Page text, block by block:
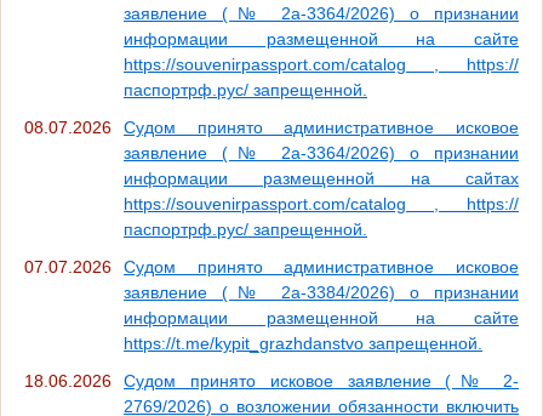
заявление (№ 2а-3364/2026) о признании
информации размещенной на сайте
https://souvenirpassport.com/catalog , https://
паспортрф.рус/ запрещенной.
08.07.2026
Судом принято административное исковое
заявление (№ 2а-3364/2026) о признании
информации размещенной на сайтах
https://souvenirpassport.com/catalog , https://
паспортрф.рус/ запрещенной.
07.07.2026
Судом принято административное исковое
заявление (№ 2а-3384/2026) о признании
информации размещенной на сайте
https://t.me/kypit_grazhdanstvo запрещенной.
18.06.2026
Судом принято исковое заявление (№ 2-
2769/2026) о возложении обязанности включить